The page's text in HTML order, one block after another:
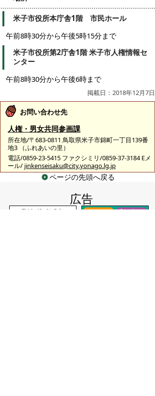
米子市役所本庁舎1階 市民ホール
午前8時30分から午後5時15分まで
米子市役所第2庁舎1階 米子市人権情報セ
ンター
午前8時30分から午後6時まで
掲載日：2018年12月7日
お問い合わせ先
人権・男女共同参画課
所在地/〒683-0811 鳥取県米子市錦町一丁目139番
地3 （ふれあいの里）
電話/0859-23-5415 ファクシミリ/0859-37-3184 Eメ
ール/ jinkenseisaku@city.yonago.lg.jp
ページの先頭へ戻る
広告